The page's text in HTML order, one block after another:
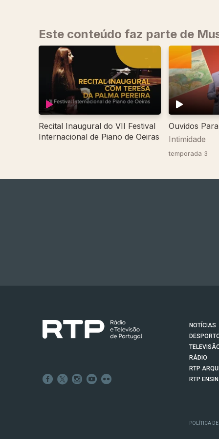
Este conteúdo faz parte de
Recital Inaugural do VII Festival
Internacional de Piano de Oeiras
Ouvidos
Intimidade
temporada 3
NOTÍCIAS
RÁDIO
RTP
RTP
POLÍTICA